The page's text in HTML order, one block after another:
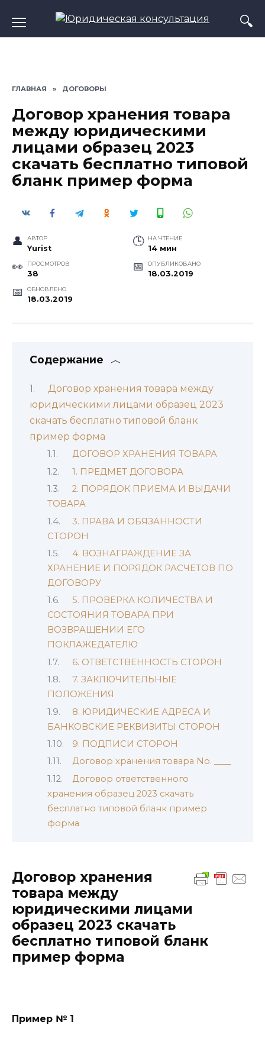
содержанию
ГЛАВНАЯ » ДОГОВОРЫ
Договор хранения товара
между юридическими
лицами образец 2023
скачать бесплатно типовой
бланк пример форма
АВТОР
Yurist
НА ЧТЕНИЕ
14 мин
ПРОСМОТРОВ
38
ОПУБЛИКОВАНО
18.03.2019
ОБНОВЛЕНО
18.03.2019
Содержание
Договор хранения товара между
юридическими лицами образец 2023
скачать бесплатно типовой бланк
пример форма
ДОГОВОР ХРАНЕНИЯ ТОВАРА
1. ПРЕДМЕТ ДОГОВОРА
2. ПОРЯДОК ПРИЕМА И ВЫДАЧИ
ТОВАРА
3. ПРАВА И ОБЯЗАННОСТИ
СТОРОН
4. ВОЗНАГРАЖДЕНИЕ ЗА
ХРАНЕНИЕ И ПОРЯДОК РАСЧЕТОВ ПО
ДОГОВОРУ
5. ПРОВЕРКА КОЛИЧЕСТВА И
СОСТОЯНИЯ ТОВАРА ПРИ
ВОЗВРАЩЕНИИ ЕГО
ПОКЛАЖЕДАТЕЛЮ
6. ОТВЕТСТВЕННОСТЬ СТОРОН
7. ЗАКЛЮЧИТЕЛЬНЫЕ
ПОЛОЖЕНИЯ
8. ЮРИДИЧЕСКИЕ АДРЕСА И
БАНКОВСКИЕ РЕКВИЗИТЫ СТОРОН
9. ПОДПИСИ СТОРОН
Договор хранения товара No. ____
Договор ответственного
хранения образец 2023 скачать
бесплатно типовой бланк пример
форма
Договор хранения
товара между
юридическими лицами
образец 2023 скачать
бесплатно типовой бланк
пример форма
Пример № 1